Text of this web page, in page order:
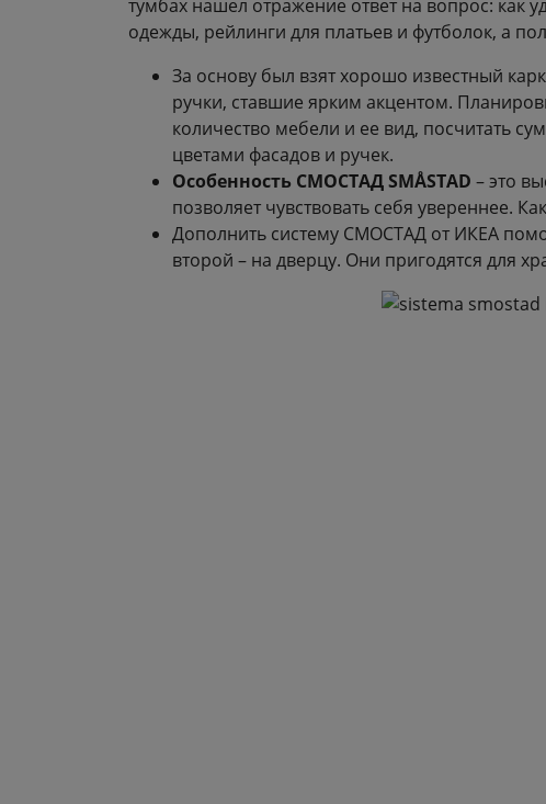
тумбах нашел отражение ответ на вопрос: как
одежды, рейлинги для платьев и футболок, а
За основу был взят хорошо известный
ручки, ставшие ярким акцентом.
количество мебели и ее вид, посчитать
цветами фасадов и ручек.
Особенность СМОСТАД SMÅSTAD – это
позволяет чувствовать себя увереннее.
Дополнить систему СМОСТАД от ИКЕА
второй – на дверцу. Они пригодятся для